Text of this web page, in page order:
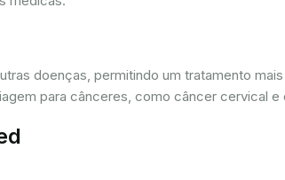
doenças, permitindo um tratamento
para cânceres, como câncer cervical e